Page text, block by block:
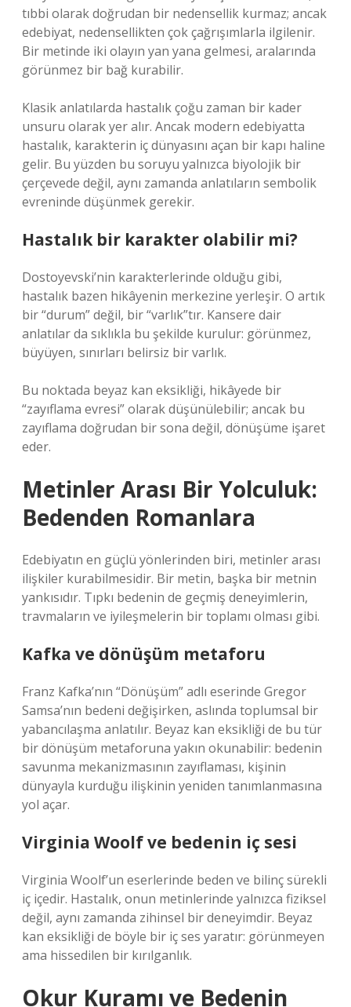
tıbbi olarak doğrudan bir nedensellik kurmaz; ancak
edebiyat, nedensellikten çok çağrışımlarla ilgilenir.
Bir metinde iki olayın yan yana gelmesi, aralarında
görünmez bir bağ kurabilir.
Klasik anlatılarda hastalık çoğu zaman bir kader
unsuru olarak yer alır. Ancak modern edebiyatta
hastalık, karakterin iç dünyasını açan bir kapı haline
gelir. Bu yüzden bu soruyu yalnızca biyolojik bir
çerçevede değil, aynı zamanda anlatıların sembolik
evreninde düşünmek gerekir.
Hastalık bir karakter olabilir mi?
Dostoyevski’nin karakterlerinde olduğu gibi,
hastalık bazen hikâyenin merkezine yerleşir. O artık
bir “durum” değil, bir “varlık”tır. Kansere dair
anlatılar da sıklıkla bu şekilde kurulur: görünmez,
büyüyen, sınırları belirsiz bir varlık.
Bu noktada beyaz kan eksikliği, hikâyede bir
“zayıflama evresi” olarak düşünülebilir; ancak bu
zayıflama doğrudan bir sona değil, dönüşüme işaret
eder.
Metinler Arası Bir Yolculuk:
Bedenden Romanlara
Edebiyatın en güçlü yönlerinden biri, metinler arası
ilişkiler kurabilmesidir. Bir metin, başka bir metnin
yankısıdır. Tıpkı bedenin de geçmiş deneyimlerin,
travmaların ve iyileşmelerin bir toplamı olması gibi.
Kafka ve dönüşüm metaforu
Franz Kafka’nın “Dönüşüm” adlı eserinde Gregor
Samsa’nın bedeni değişirken, aslında toplumsal bir
yabancılaşma anlatılır. Beyaz kan eksikliği de bu tür
bir dönüşüm metaforuna yakın okunabilir: bedenin
savunma mekanizmasının zayıflaması, kişinin
dünyayla kurduğu ilişkinin yeniden tanımlanmasına
yol açar.
Virginia Woolf ve bedenin iç sesi
Virginia Woolf’un eserlerinde beden ve bilinç sürekli
iç içedir. Hastalık, onun metinlerinde yalnızca fiziksel
değil, aynı zamanda zihinsel bir deneyimdir. Beyaz
kan eksikliği de böyle bir iç ses yaratır: görünmeyen
ama hissedilen bir kırılganlık.
Okur Kuramı ve Bedenin